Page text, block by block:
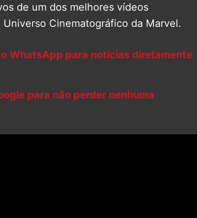
de um dos melhores vídeos
Cinematográfico da Marvel.
WhatsApp para notícias diretamente
para não perder nenhuma